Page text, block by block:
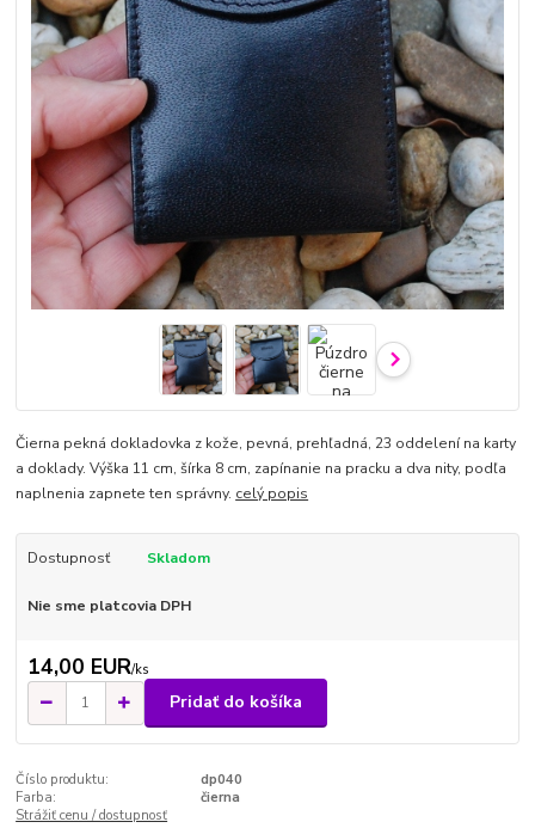
Čierna pekná dokladovka z kože, pevná, prehľadná, 23 oddelení na karty
a doklady. Výška 11 cm, šírka 8 cm, zapínanie na pracku a dva nity, podľa
naplnenia zapnete ten správny. celý popis
Dostupnosť Skladom
Nie sme platcovia DPH
14,00 EUR/ks
Pridať do košíka
Číslo produktu:
dp040
Farba:
čierna
Strážiť cenu / dostupnosť